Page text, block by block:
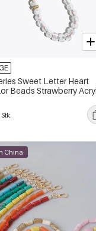
Sweet Letter Heart
Beads Strawberry
China